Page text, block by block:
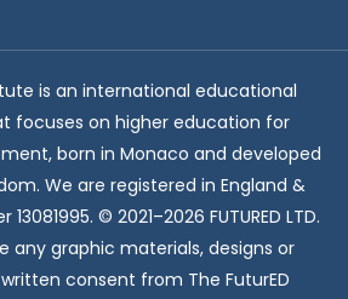
is an international educational
focuses on higher education for
born in Monaco and developed
We are registered in England &
© 2021–2026 FUTURED LTD.
any graphic materials, designs or
consent from The FuturED